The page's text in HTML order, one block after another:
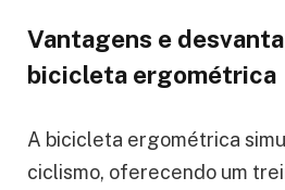
Vantagens e
bicicleta ergométrica
A bicicleta ergométrica
ciclismo, oferecendo um